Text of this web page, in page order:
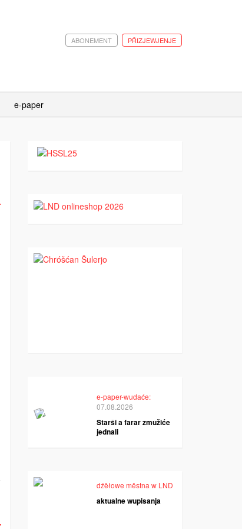
PŘIZJEWJENJE
ABONEMENT
e-paper
e-paper-wudaće:
07.08.2026
Starši a farar zmužiće
jednali
dźěłowe městna w LND
aktualne wupisanja